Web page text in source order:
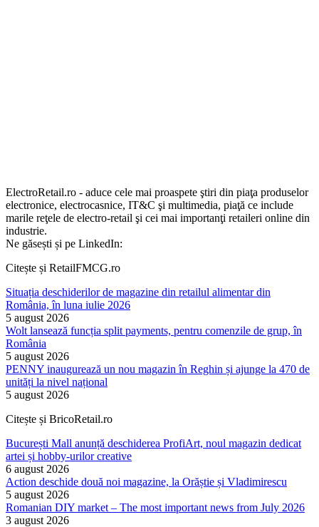
ElectroRetail.ro - aduce cele mai proaspete ştiri din piaţa produselor
electronice, electrocasnice, IT&C şi multimedia, piaţă ce include
marile reţele de electro-retail şi cei mai importanţi retaileri online din
industrie.
Ne găsești și pe LinkedIn:
Citește și RetailFMCG.ro
Situația deschiderilor de magazine din retailul alimentar din
România, în luna iulie 2026
5 august 2026
Wolt lansează funcția split payments, pentru comenzile de grup, în
România
5 august 2026
PENNY inaugurează un nou magazin în Reghin și ajunge la 470 de
unități la nivel național
5 august 2026
Citește și BricoRetail.ro
București Mall anunță deschiderea ProfiArt, noul magazin dedicat
artei și hobby-urilor creative
6 august 2026
Action deschide două noi magazine, la Orăștie și Vladimirescu
5 august 2026
Romanian DIY market – The most important news from July 2026
3 august 2026